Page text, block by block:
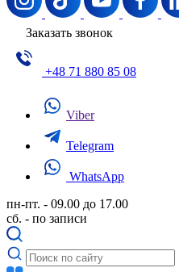
Заказать звонок
+48 71 880 85 08
Viber
Telegram
WhatsApp
пн-пт. - 09.00 до 17.00
сб. - по записи